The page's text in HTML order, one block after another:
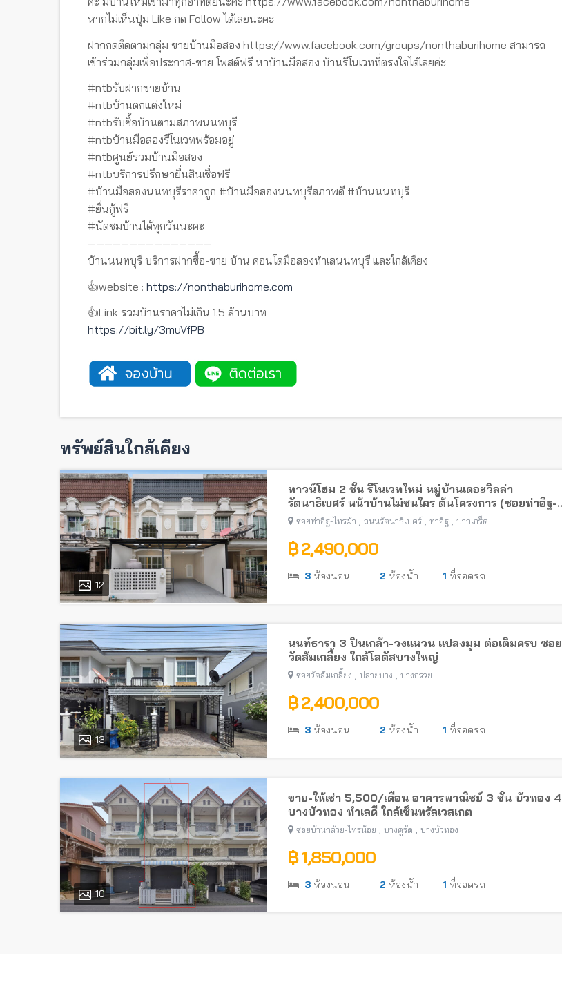
หากไม่เห็นปุ่ม Like กด Follow ได้เลยนะคะ
ฝากกดติดตามกลุ่ม ขายบ้านมือสอง https://www.facebook.com/groups/nonthaburihome สามารถ
เข้าร่วมกลุ่มเพื่อประกาศ-ขาย โพสต์ฟรี หาบ้านมือสอง บ้านรีโนเวทที่ตรงใจได้เลยค่ะ
#ntbรับฝากขายบ้าน
#ntbบ้านตกแต่งใหม่
#ntbรับซื้อบ้านตามสภาพนนทบุรี
#ntbบ้านมือสองรีโนเวทพร้อมอยู่
#ntbศูนย์รวมบ้านมือสอง
#ntbบริการปรึกษายื่นสินเชื่อฟรี
#บ้านมือสองนนทบุรีราคาถูก #บ้านมือสองนนทบุรีสภาพดี #บ้านนนทบุรี
#ยื่นกู้ฟรี
#นัดชมบ้านได้ทุกวันนะคะ
———————————————
บ้านนนทบุรี บริการฝากซื้อ-ขาย บ้าน คอนโดมือสองทำเลนนทบุรี และใกล้เคียง
👍website : https://nonthaburihome.com
👍Link รวมบ้านราคาไม่เกิน 1.5 ล้านบาท
https://bit.ly/3muVfPB
ทรัพย์สินใกล้เคียง
12
ทาวน์โฮม 2 ชั้น รีโนเวทใหม่ หมู่บ้านเดอะวิลล่า
รัตนาธิเบศร์ หน้าบ้านไม่ชนใคร ต้นโครงการ (ซอยท่าอิฐ-
ไทรม้า) พร้อมอยู่ ใกล้รถไฟฟ้าสายสีม่วง
ซอยท่าอิฐ-ไทรม้า ถนนรัตนาธิเบศร์ ท่าอิฐ ปากเกร็ด
฿ 2,490,000
3 ห้องนอน 2 ห้องน้ำ 1 ที่จอดรถ
13
นนท์ธารา 3 ปิ่นเกล้า-วงแหวน แปลงมุม ต่อเติมครบ ซอย
วัดส้มเกลี้ยง ใกล้โลตัสบางใหญ่
ซอยวัดส้มเกลี้ยง , ปลายบาง , บางกรวย
฿ 2,400,000
3 ห้องนอน 2 ห้องน้ำ 1 ที่จอดรถ
10
ขาย-ให้เช่า 5,500/เดือน อาคารพาณิชย์ 3 ชั้น บัวทอง 4
บางบัวทอง ทำเลดี ใกล้เซ็นทรัลเวสเกต
ซอยบ้านกล้วย-ไทรน้อย , บางคูรัด , บางบัวทอง
฿ 1,850,000
3 ห้องนอน 2 ห้องน้ำ 1 ที่จอดรถ